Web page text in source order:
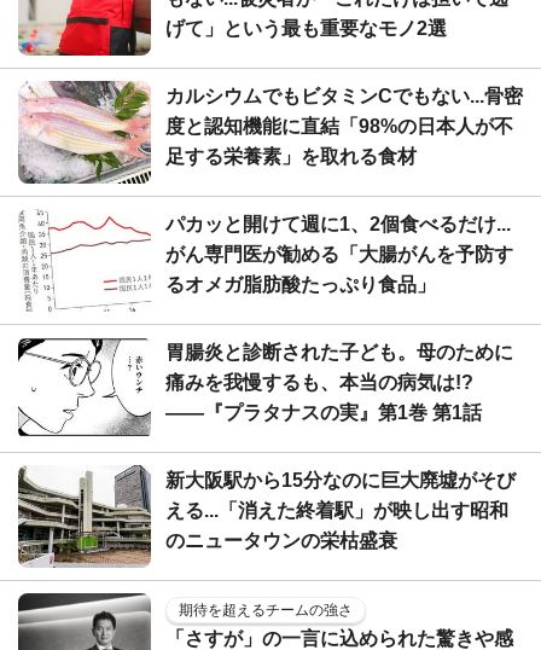
げて」という最も重要なモノ2選
カルシウムでもビタミンCでもない...骨密
度と認知機能に直結「98%の日本人が不
足する栄養素」を取れる食材
パカッと開けて週に1、2個食べるだけ...
がん専門医が勧める「大腸がんを予防す
るオメガ脂肪酸たっぷり食品」
胃腸炎と診断された子ども。母のために
痛みを我慢するも、本当の病気は!?
――『プラタナスの実』第1巻 第1話
新大阪駅から15分なのに巨大廃墟がそび
える...「消えた終着駅」が映し出す昭和
のニュータウンの栄枯盛衰
期待を超えるチームの強さ
「さすが」の一言に込められた驚きや感